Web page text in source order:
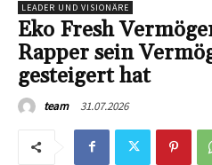
LEADER UND VISIONÄRE
Eko Fresh
Rapper sein
gesteigert hat
team 31.07.2026